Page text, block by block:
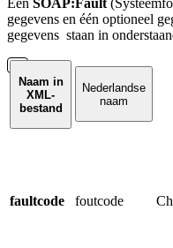
Een SOAP:Fault
gegevens en één optioneel
gegevens staan in
Naam in
XML-
bestand
Nederlandse
naam
faultcode foutcode